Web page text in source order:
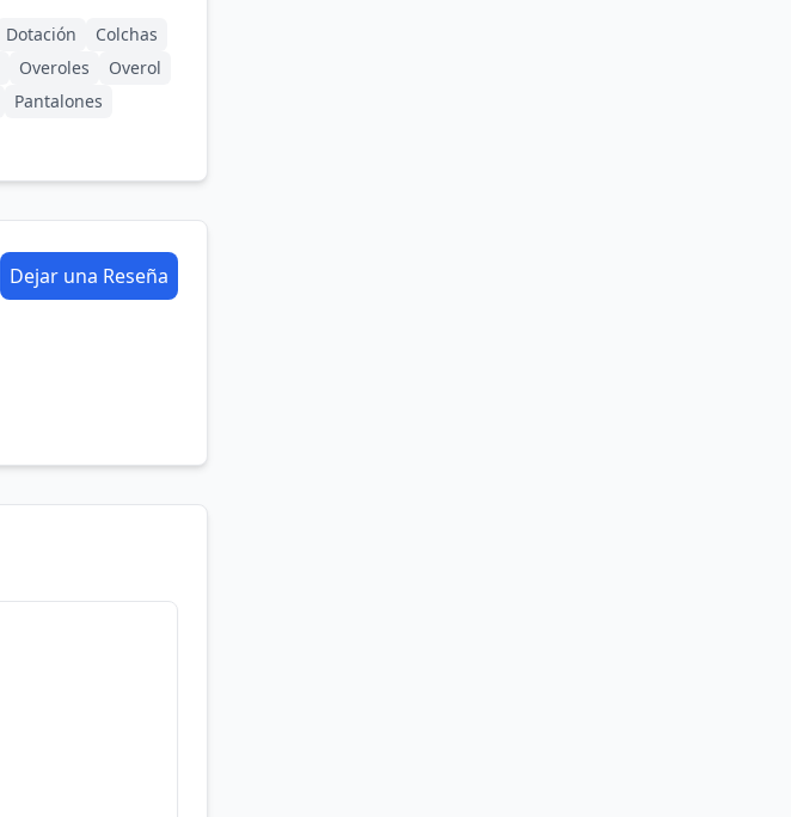
Dotación
Colchas
Overoles
Overol
Pantalones
Dejar una Reseña